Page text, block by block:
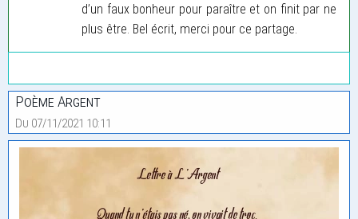
d’un faux bonheur pour paraître et on finit par ne
plus être. Bel écrit, merci pour ce partage.
Poème Argent
Du 07/11/2021 10:11